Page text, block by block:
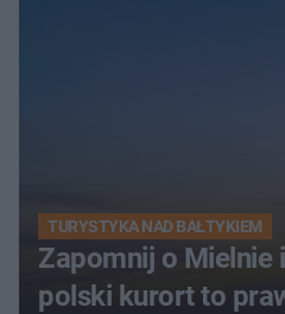
TURYSTYKA NAD BAŁTYKIEM
Zapomnij o Mielnie
polski kurort to